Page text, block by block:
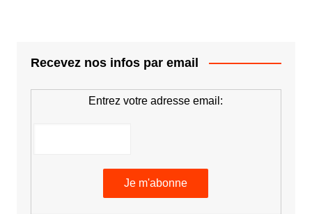
Recevez nos infos par email
Entrez votre adresse email: